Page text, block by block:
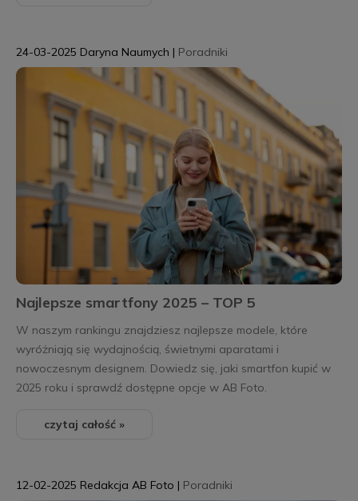
Najlepsze smartfony 2025 – TOP 5
24-03-2025 Daryna Naumych | Poradniki
W naszym rankingu znajdziesz najlepsze modele, które
wyróżniają się wydajnością, świetnymi aparatami i
nowoczesnym designem. Dowiedz się, jaki smartfon kupić w
2025 roku i sprawdź dostępne opcje w AB Foto.
czytaj całość »
12-02-2025 Redakcja AB Foto | Poradniki